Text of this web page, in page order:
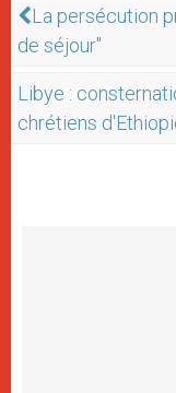
La persécution
de séjour"
Libye :
chrétiens